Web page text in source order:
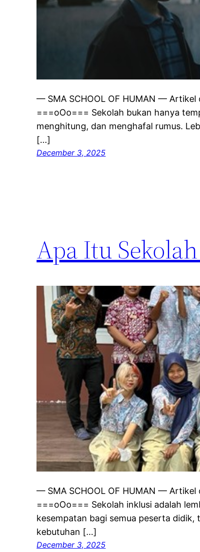
— SMA SCHOOL OF HUMAN — Artikel
===oOo=== Sekolah bukan hanya
menghitung, dan menghafal rumus.
[…]
December 3, 2025
Apa Itu
— SMA SCHOOL OF HUMAN — Artikel
===oOo=== Sekolah inklusi adalah
kesempatan bagi semua peserta didik,
kebutuhan […]
December 3, 2025